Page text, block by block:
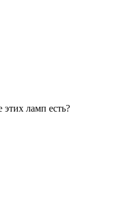
этих ламп есть?